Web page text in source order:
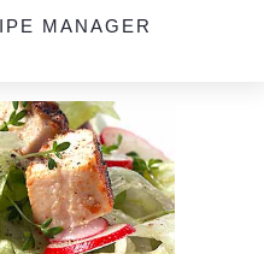
MANAGER